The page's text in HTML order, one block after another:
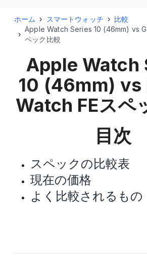
ホーム › スマートウォッチ › 比較
›
Apple Watch Series 10 (46mm) vs
ペック比較
Apple Watch
10 (46mm) vs
Watch FEスペ
目次
スペックの比較表
現在の価格
よく比較されるもの